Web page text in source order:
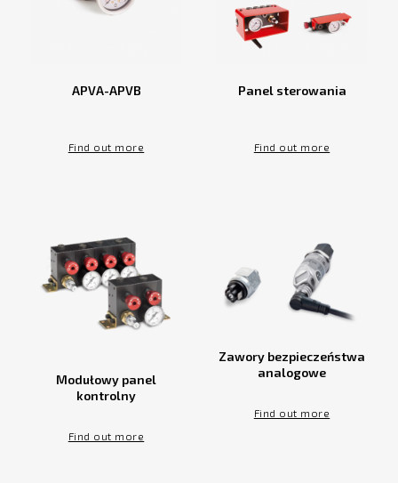
APVA-APVB
Find out more
Panel sterowania
Find out more
Modułowy panel
kontrolny
Find out more
Zawory bezpieczeństwa
analogowe
Find out more